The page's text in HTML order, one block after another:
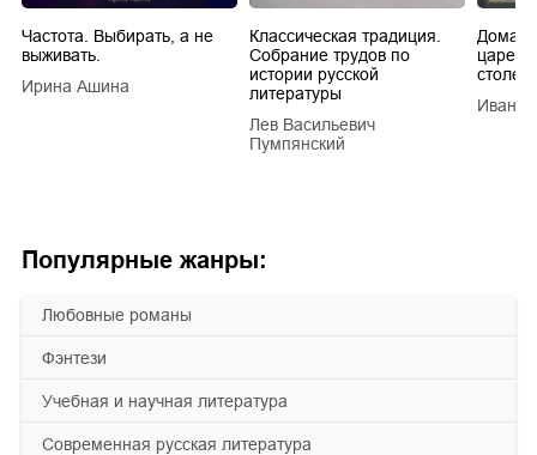
Популярные жанры:
любовные романы
фэнтези
учебная и научная литература
современная русская литература
Частота. Выбирать, а не
выживать.
Ирина Ашина
Классическая традиция.
Собрание трудов по
истории русской
литературы
Лев Васильевич
Пумпянский
царей
Иван